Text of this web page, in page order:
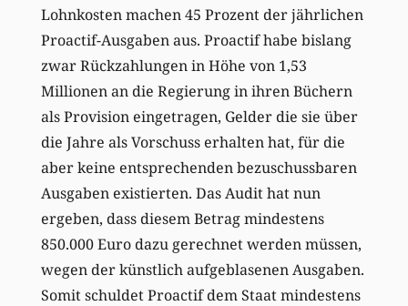
Lohnkosten machen 45 Prozent der jährlichen
Proactif-Ausgaben aus. Proactif habe bislang
zwar Rückzahlungen in Höhe von 1,53
Millionen an die Regierung in ihren Büchern
als Provision eingetragen, Gelder die sie über
die Jahre als Vorschuss erhalten hat, für die
aber keine entsprechenden bezuschussbaren
Ausgaben existierten. Das Audit hat nun
ergeben, dass diesem Betrag mindestens
850.000 Euro dazu gerechnet werden müssen,
wegen der künstlich aufgeblasenen Ausgaben.
Somit schuldet Proactif dem Staat mindestens